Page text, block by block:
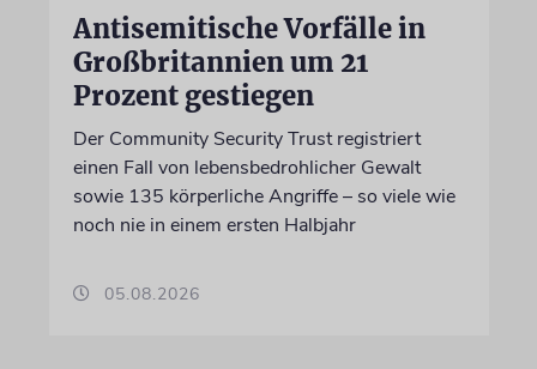
Antisemitische Vorfälle in
Großbritannien um 21
Prozent gestiegen
Der Community Security Trust registriert
einen Fall von lebensbedrohlicher Gewalt
sowie 135 körperliche Angriffe – so viele wie
noch nie in einem ersten Halbjahr
05.08.2026